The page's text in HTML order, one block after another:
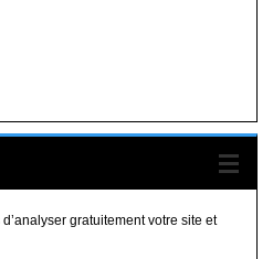
gratuitement votre site et